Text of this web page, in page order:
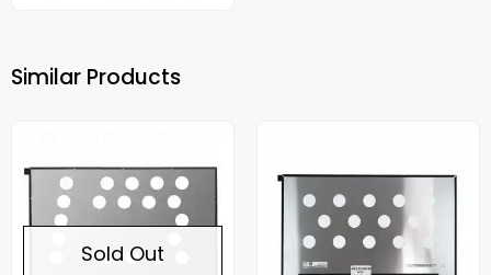
Similar Products
Sold Out